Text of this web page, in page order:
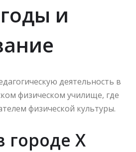
и
деятельность в
физическом училище, где
физической культуры.
городе Х